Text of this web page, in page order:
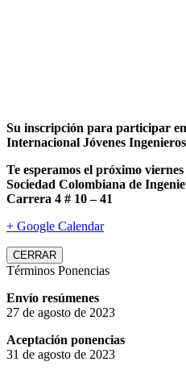
Su inscripción para participar
Internacional Jóvenes
Te esperamos el próximo
Sociedad Colombiana de
Carrera 4 # 10 – 41
+ Google Calendar
CERRAR
Términos Ponencias
Envío resúmenes
27 de agosto de 2023
Aceptación ponencias
31 de agosto de 2023